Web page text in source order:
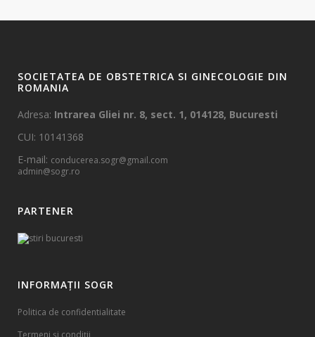
SOCIETATEA DE OBSTETRICA SI GINECOLOGIE DIN
ROMANIA
Adresa: Intrarea Gliei nr. 8, sect. 1, 014128, Bucuresti
CUI: 10141368
E-mail: conducerea.sogr@gmail.com
admin@sogr.ro
PARTENER
INFORMAȚII SOGR
Politica de confidentialitate
Termeni și condiții